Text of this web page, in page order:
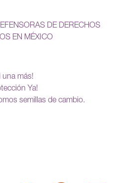
DE DERECHOS
EN MÉXICO
una más!
Ya!
semillas de cambio.